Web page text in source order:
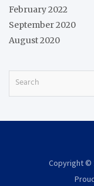
February 2022
September 2020
August 2020
Copyright ©